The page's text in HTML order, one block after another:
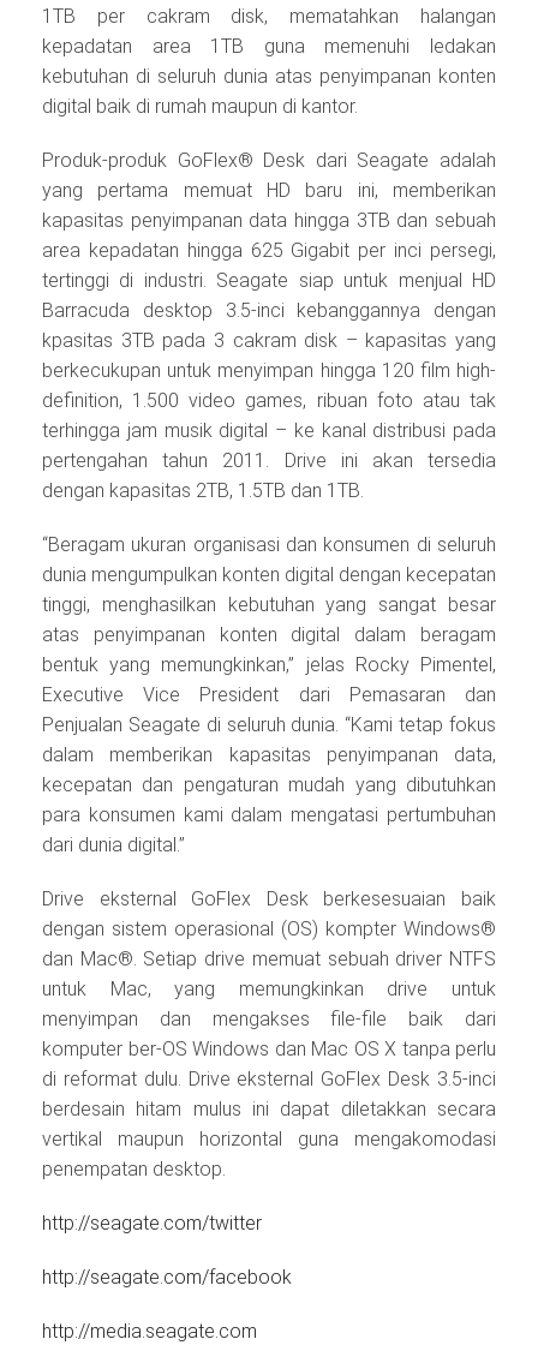
1TB per cakram disk, mematahkan halangan
kepadatan area 1TB guna memenuhi ledakan
kebutuhan di seluruh dunia atas penyimpanan konten
digital baik di rumah maupun di kantor.
Produk-produk GoFlex® Desk dari Seagate adalah
yang pertama memuat HD baru ini, memberikan
kapasitas penyimpanan data hingga 3TB dan sebuah
area kepadatan hingga 625 Gigabit per inci persegi,
tertinggi di industri. Seagate siap untuk menjual HD
Barracuda desktop 3.5-inci kebanggannya dengan
kpasitas 3TB pada 3 cakram disk – kapasitas yang
berkecukupan untuk menyimpan hingga 120 film high-
definition, 1.500 video games, ribuan foto atau tak
terhingga jam musik digital – ke kanal distribusi pada
pertengahan tahun 2011. Drive ini akan tersedia
dengan kapasitas 2TB, 1.5TB dan 1TB.
“Beragam ukuran organisasi dan konsumen di seluruh
dunia mengumpulkan konten digital dengan kecepatan
tinggi, menghasilkan kebutuhan yang sangat besar
atas penyimpanan konten digital dalam beragam
bentuk yang memungkinkan,” jelas Rocky Pimentel,
Executive Vice President dari Pemasaran dan
Penjualan Seagate di seluruh dunia. “Kami tetap fokus
dalam memberikan kapasitas penyimpanan data,
kecepatan dan pengaturan mudah yang dibutuhkan
para konsumen kami dalam mengatasi pertumbuhan
dari dunia digital.”
Drive eksternal GoFlex Desk berkesesuaian baik
dengan sistem operasional (OS) kompter Windows®
dan Mac®. Setiap drive memuat sebuah driver NTFS
untuk Mac, yang memungkinkan drive untuk
menyimpan dan mengakses file-file baik dari
komputer ber-OS Windows dan Mac OS X tanpa perlu
di reformat dulu. Drive eksternal GoFlex Desk 3.5-inci
berdesain hitam mulus ini dapat diletakkan secara
vertikal maupun horizontal guna mengakomodasi
penempatan desktop.
http://seagate.com/twitter
http://seagate.com/facebook
http://media.seagate.com